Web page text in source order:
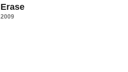
Erase
2009